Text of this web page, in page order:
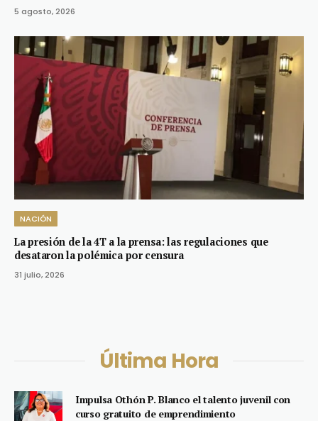
5 agosto, 2026
NACIÓN
La presión de la 4T a la prensa: las regulaciones que
desataron la polémica por censura
31 julio, 2026
Última Hora
Impulsa Othón P. Blanco el talento juvenil con
curso gratuito de emprendimiento